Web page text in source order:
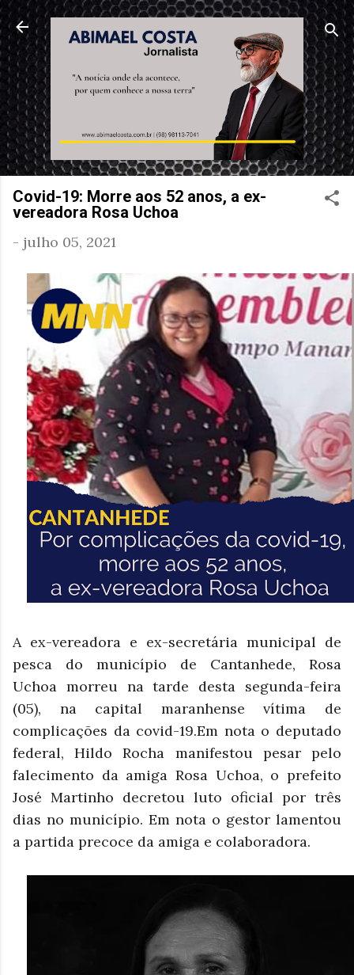
Pular para o conteúdo principal
Covid-19: Morre aos 52 anos, a ex-
vereadora Rosa Uchoa
- julho 05, 2021
A ex-vereadora e ex-secretária municipal de
pesca do município de Cantanhede, Rosa
Uchoa morreu na tarde desta segunda-feira
(05), na capital maranhense vítima de
complicações da covid-19.Em nota o deputado
federal, Hildo Rocha manifestou pesar pelo
falecimento da amiga Rosa Uchoa, o prefeito
José Martinho decretou luto oficial por três
dias no município. Em nota o gestor lamentou
a partida precoce da amiga e colaboradora.